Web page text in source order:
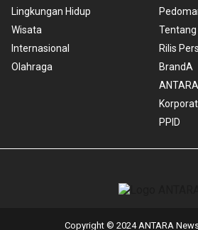
Lingkungan Hidup
Wisata
Internasional
Olahraga
Tentang
Rilis Pers
BrandA
Korporat
PPID
Copyright © 2024 ANTARA